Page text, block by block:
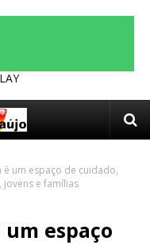
é um espaço de cuidado,
jovens e famílias
espaço